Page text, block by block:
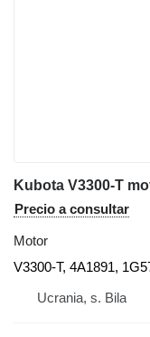
Kubota V3300-T
Precio a consultar
Motor
V3300-T, 4A1891,
Ucrania, s. Bila